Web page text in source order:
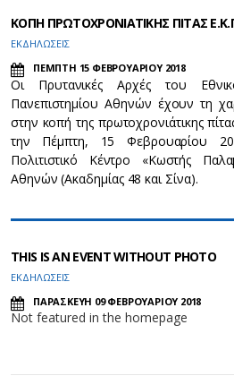
ΚΟΠΗ ΠΡΩΤΟΧΡΟΝΙΑΤΙΚΗΣ ΠΙΤΑΣ
ΕΚΔΗΛΩΣΕΙΣ
ΠΕΜΠΤΗ 15 ΦΕΒΡΟΥΑΡΙΟΥ 2018
Οι Πρυτανικές Αρχές του
Πανεπιστημίου Αθηνών έχουν τη
στην κοπή της πρωτοχρονιάτικης
την Πέμπτη, 15 Φεβρουαρίου
Πολιτιστικό Κέντρο «Κωστής
Αθηνών (Ακαδημίας 48 και Σίνα).
THIS IS AN EVENT WITHOUT PHOTO
ΕΚΔΗΛΩΣΕΙΣ
ΠΑΡΑΣΚΕΥΗ 09 ΦΕΒΡΟΥΑΡΙΟΥ 2018
Not featured in the homepage